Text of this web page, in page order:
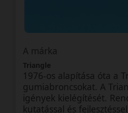
A márka
Triangle
1976-os alapítása óta a
gumiabroncsokat. A
igények kielégítését.
kutatással és